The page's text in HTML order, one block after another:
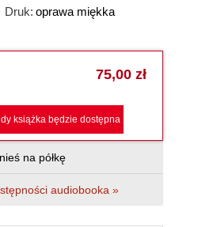
Druk: oprawa miękka
75,00 zł
książka będzie dostępna
na półkę
audiobooka »